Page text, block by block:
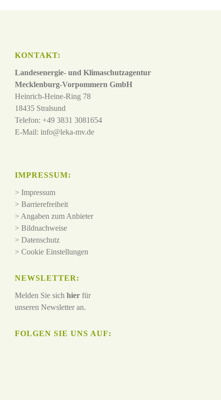
KONTAKT:
Landesenergie- und Klimaschutzagentur
Mecklenburg-Vorpommern GmbH
Heinrich-Heine-Ring 78
18435 Stralsund
Telefon: +49 3831 3081654
E-Mail: info@leka-mv.de
IMPRESSUM:
> Impressum
> Barrierefreiheit
> Angaben zum Anbieter
> Bildnachweise
> Datenschutz
> Cookie Einstellungen
NEWSLETTER:
Melden Sie sich hier für
unseren Newsletter an.
FOLGEN SIE UNS AUF: